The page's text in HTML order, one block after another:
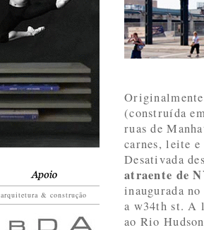
arquitetura & construção
(construída
ruas de
carnes, leite e
Desativada
atraente de
inaugurada
a w34th st. A
ao Rio